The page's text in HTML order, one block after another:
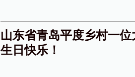
山东省青岛平度乡村一
生日快乐！